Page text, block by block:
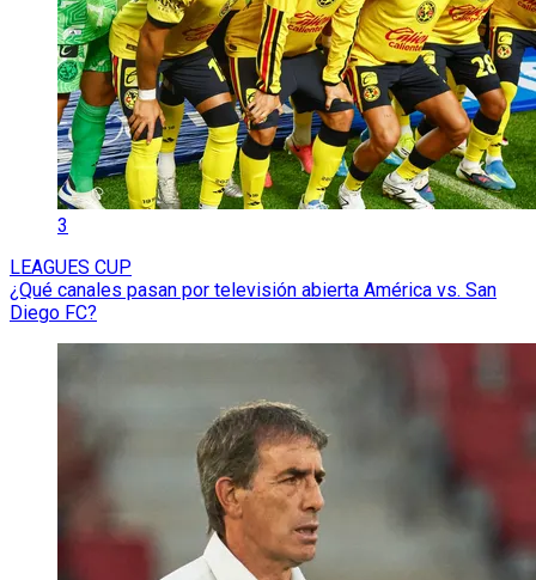
3
LEAGUES CUP
¿Qué canales pasan por televisión abierta América vs. San
Diego FC?